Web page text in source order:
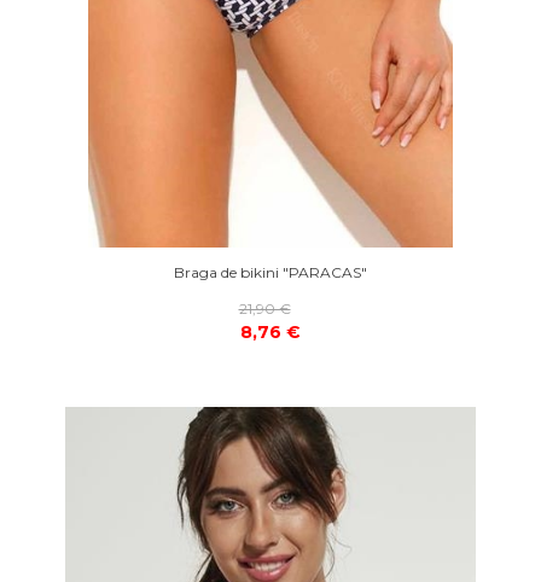
Braga de bikini "PARACAS"
21,90 €
8,76 €